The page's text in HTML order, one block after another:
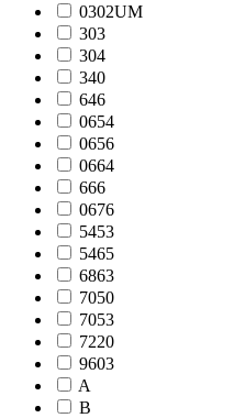
0302UM
303
304
340
646
0654
0656
0664
666
0676
5453
5465
6863
7050
7053
7220
9603
A
B